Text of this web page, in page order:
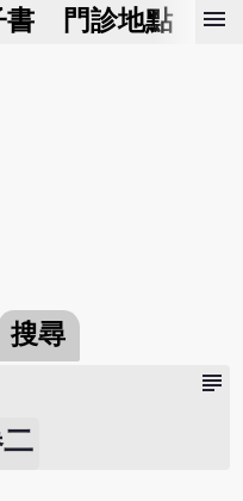
書 門診地點 預
menu
搜尋
subject